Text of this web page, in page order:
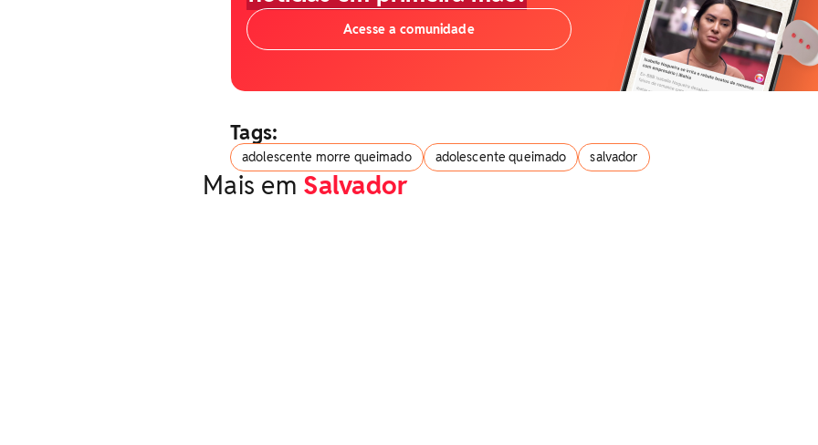
Acesse a comunidade
Tags:
adolescente morre queimado adolescente queimado salvador
Mais em Salvador